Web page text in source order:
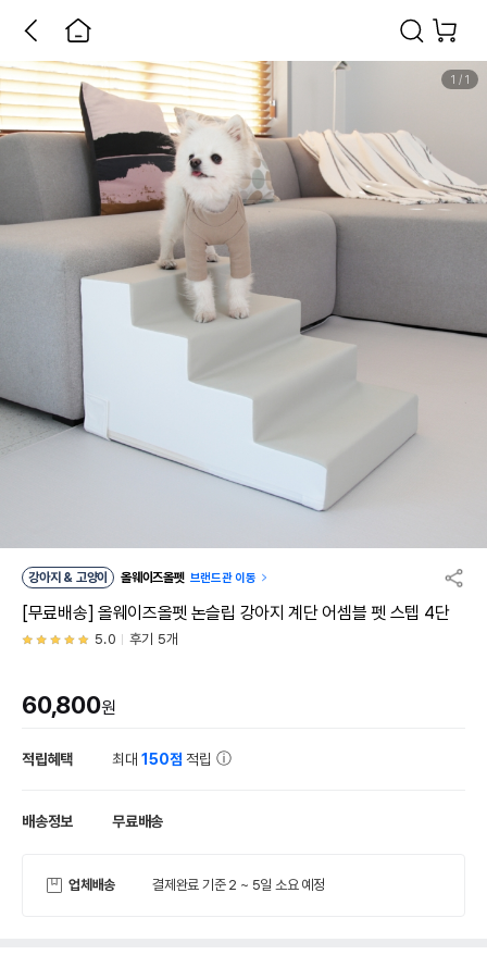
1 / 1
강아지 & 고양이 올웨이즈올펫 브랜드관 이동
[무료배송] 올웨이즈올펫 논슬립 강아지 계단 어셈블 펫 스텝 4단
5.0 후기 5개
60,800원
적립혜택 최대150점 적립
배송정보 무료배송
업체배송 결제완료 기준 2 ~ 5일 소요 예정